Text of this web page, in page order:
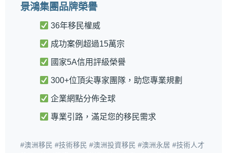
景鴻集團品牌榮譽
36年移民權威
成功案例超過15萬宗
國家5A信用評級榮譽
300+位頂尖專家團隊，助您專業規劃
企業網點分佈全球
專業引路，滿足您的移民需求
#澳洲移民 #技術移民 #澳洲投資移民 #澳洲永居 #技術人才